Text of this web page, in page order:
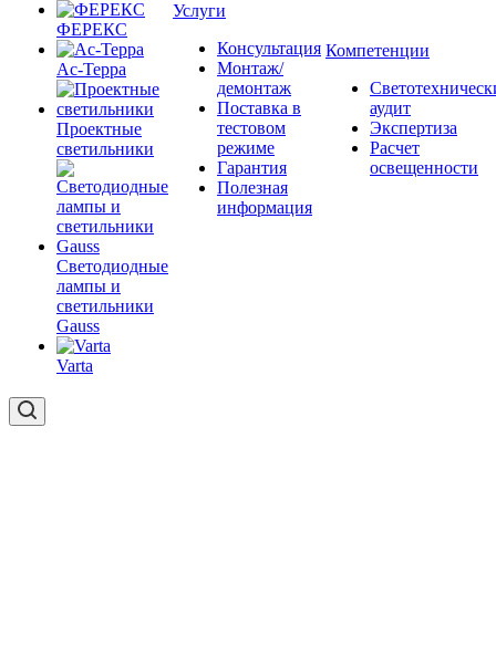
ФЕРЕКС
Ас-Терра
Проектные
светильники
Светодиодные
лампы и
светильники
Gauss
Varta
Услуги
Консультация
Монтаж/
демонтаж
Поставка в
тестовом
режиме
Гарантия
Полезная
информация
Компетенции
аудит
Экспертиза
Расчет
освещенности